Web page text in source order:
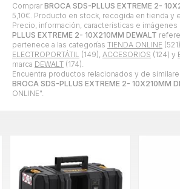
Comprar BROCA SDS-PLLUS EXTREME 2-
5,10€ . Producto en stock, recogida en tienda y
Precio, información, características e imágenes
PLLUS EXTREME 2- 10X210MM DEWALT
pertenece a las categorías TIENDA ONLINE (521),
ELECTROPORTÁTIL (149), ACCESORIOS (124) y
marca DEWALT (174).
Encuentra productos relacionados y de
BROCA SDS-PLLUS EXTREME 2- 10X210MM
ONLINE".